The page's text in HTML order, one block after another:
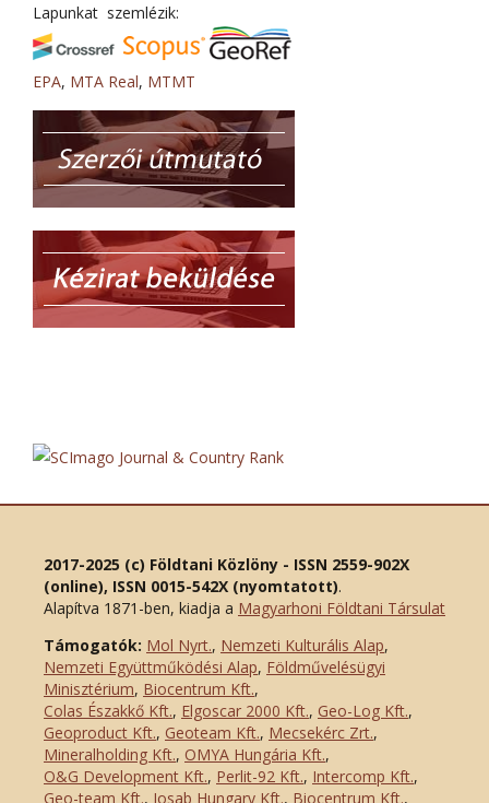
Lapunkat szemlézik:
EPA, MTA Real, MTMT
2017-2025 (c) Földtani Közlöny - ISSN 2559-902X
(online), ISSN 0015-542X (nyomtatott).
Alapítva 1871-ben, kiadja a Magyarhoni Földtani Társulat
Támogatók: Mol Nyrt., Nemzeti Kulturális Alap,
Nemzeti Együttműködési Alap, Földművelésügyi
Minisztérium, Biocentrum Kft.,
Colas Északkő Kft., Elgoscar 2000 Kft., Geo-Log Kft.,
Geoproduct Kft., Geoteam Kft., Mecsekérc Zrt.,
Mineralholding Kft., OMYA Hungária Kft.,
O&G Development Kft., Perlit-92 Kft., Intercomp Kft.,
Geo-team Kft., Josab Hungary Kft., Biocentrum Kft.,